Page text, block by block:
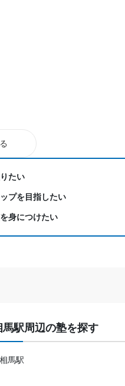
たい
プを目指したい
身につけたい
馬駅周辺の塾を探す
相馬駅